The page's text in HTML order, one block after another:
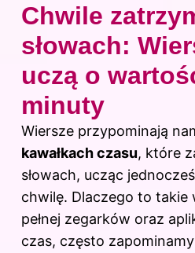
Chwile
słowach:
uczą o
minuty
Wiersze przypominają
kawałkach czasu, które
słowach, ucząc
chwilę. Dlaczego to takie
pełnej zegarków oraz
czas, często